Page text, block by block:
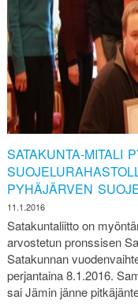
SATAKUNTA-MITALI
PYHÄJÄRVEN
11.1.2016
Satakuntaliitto on
arvostetun pronssisen
Satakunnan
perjantaina 8.1.2016.
sai Jämin jänne